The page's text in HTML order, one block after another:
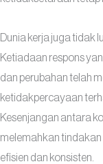
Dunia kerja juga tidak
Ketiadaan respons
dan perubahan telah
ketidakpercayaan
Kesenjangan antara
melemahkan tindakan
efisien dan konsisten.